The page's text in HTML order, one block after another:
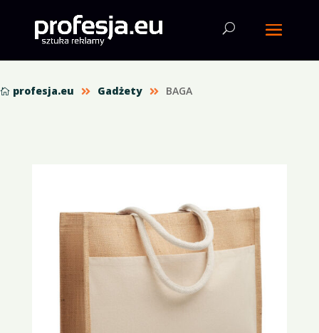
 profesja.eu  Gadżety  BAGA